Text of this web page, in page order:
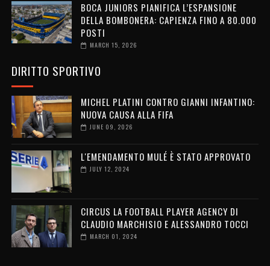
BOCA JUNIORS PIANIFICA L’ESPANSIONE
DELLA BOMBONERA: CAPIENZA FINO A 80.000
POSTI
MARCH 15, 2026
DIRITTO SPORTIVO
MICHEL PLATINI CONTRO GIANNI INFANTINO:
NUOVA CAUSA ALLA FIFA
JUNE 09, 2026
L'EMENDAMENTO MULÉ È STATO APPROVATO
JULY 12, 2024
CIRCUS LA FOOTBALL PLAYER AGENCY DI
CLAUDIO MARCHISIO E ALESSANDRO TOCCI
MARCH 01, 2024